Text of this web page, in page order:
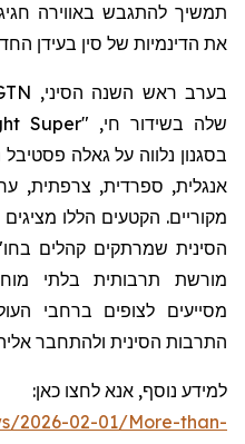
תמשיך להתגבש באווירה
את הדינמיות של סין בעידן
בערב ראש השנה הסיני, CGTN
שלה בשידור חי, "
Super
בסגנון נלווה על גאלה
אנגלית, ספרדית, צרפתית,
מקוריים. הקטעים הללו
הסינית שמרתקים קהלים
מורשת תרבותית בלתי
מסייעים לצופים ברחבי
התרבות הסינית ולהתחבר
למידע נוסף, אנא לחצו כאן:
2026-02-01/More-than-